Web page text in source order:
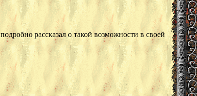
подробно рассказал о такой возможности в своей